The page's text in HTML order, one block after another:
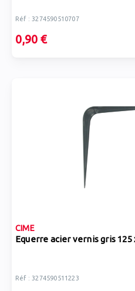
Réf : 3274590510707
0,90 €
CIME
Equerre acier vernis gris 125
Réf : 3274590511223